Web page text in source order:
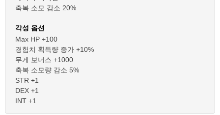
축복 소모 감소 20%
각성 옵션
Max HP +100
경험치 획득량 증가 +10%
무게 보너스 +1000
축복 소모량 감소 5%
STR +1
DEX +1
INT +1